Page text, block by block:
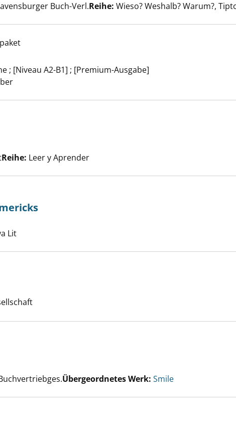
Buch-Verl.Reihe: Wieso? Weshalb? Warum?,
anzeigen
; [Niveau A2-B1] ; [Premium-Ausgabe]
Reihe: Leer y Aprender
Limericks anzeigen
Lit
anzeigen
Übergeordnetes Werk: Smile